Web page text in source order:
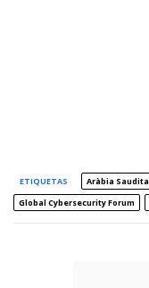
ETIQUETAS Aràbia Saudita
Global Cybersecurity Forum